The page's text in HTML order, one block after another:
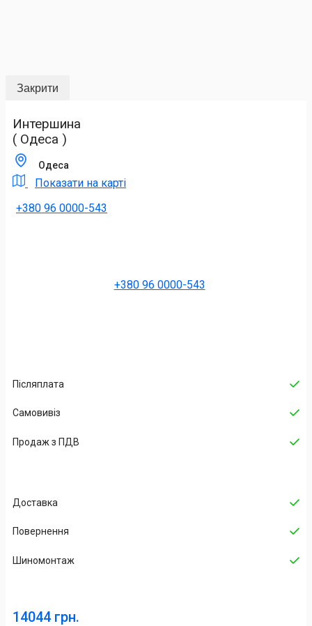
Закрити
Интершина
( Одеса )
Одеса
Показати на карті
+380 96 0000-543
+380 96 0000-543
Післяплата
Самовивіз
Продаж з ПДВ
Доставка
Повернення
Шиномонтаж
14044 грн.